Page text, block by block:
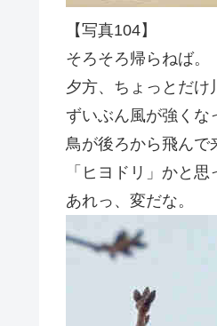
【写真104】
そろそろ帰らねば。
夕方、ちょっとだけ
ずいぶん風が強くな
鳥が後ろから飛んで
「ヒヨドリ」かと思
あれっ、変だな。